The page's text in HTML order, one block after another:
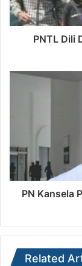
PNTL Dili
PN Kansela
Related